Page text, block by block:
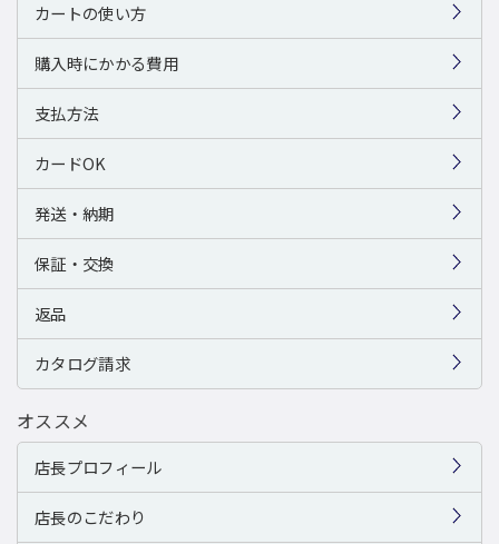
カートの使い方
購入時にかかる費用
支払方法
カードOK
発送・納期
保証・交換
返品
カタログ請求
オススメ
店長プロフィール
店長のこだわり